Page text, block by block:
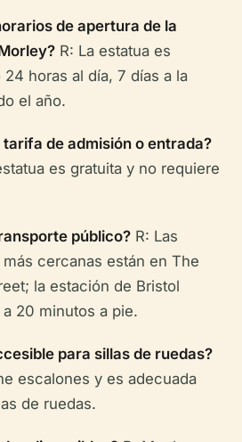
de apertura de la
R: La estatua es
horas al día, 7 días a la
el año.
tarifa de admisión o entrada?
es gratuita y no requiere
público? R: Las
cercanas están en The
la estación de Bristol
20 minutos a pie.
para sillas de ruedas?
escalones y es adecuada
de ruedas.